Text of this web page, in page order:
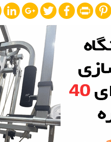
Pinterest
Print
Facebook
Twitter
Google+